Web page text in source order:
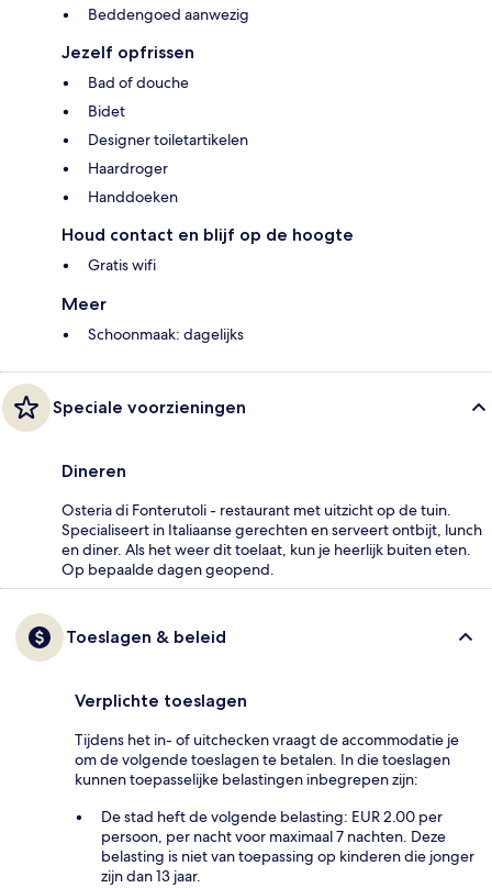
Beddengoed aanwezig
Jezelf opfrissen
Bad of douche
Bidet
Designer toiletartikelen
Haardroger
Handdoeken
Houd contact en blijf op de hoogte
Gratis wifi
Meer
Schoonmaak: dagelijks
Speciale voorzieningen
Dineren
Osteria di Fonterutoli - restaurant met uitzicht op de tuin.
Specialiseert in Italiaanse gerechten en serveert ontbijt, lunch
en diner. Als het weer dit toelaat, kun je heerlijk buiten eten.
Op bepaalde dagen geopend.
Toeslagen & beleid
Verplichte toeslagen
Tijdens het in- of uitchecken vraagt de accommodatie je
om de volgende toeslagen te betalen. In die toeslagen
kunnen toepasselijke belastingen inbegrepen zijn:
De stad heft de volgende belasting: EUR 2.00 per
persoon, per nacht voor maximaal 7 nachten. Deze
belasting is niet van toepassing op kinderen die jonger
zijn dan 13 jaar.